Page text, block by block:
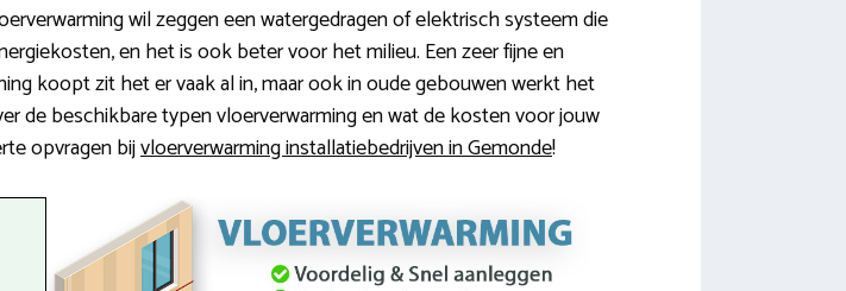
wil zeggen een watergedragen of elektrisch systeem die
en het is ook beter voor het milieu. Een zeer fijne en
koopt zit het er vaak al in, maar ook in oude gebouwen werkt het
de beschikbare typen vloerverwarming en wat de kosten voor jouw
opvragen bijvloerverwarming installatiebedrijven in Gemonde!